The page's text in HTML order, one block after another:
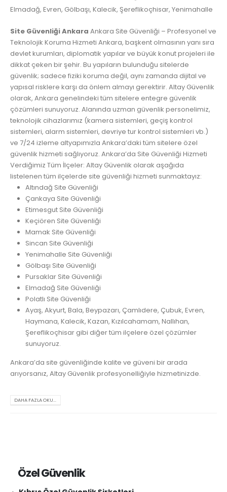
Elmadağ, Evren, Gölbaşı, Kalecik, Şereflikoçhisar, Yenimahalle
Site Güvenliği Ankara Ankara Site Güvenliği – Profesyonel ve
Teknolojik Koruma Hizmeti Ankara, başkent olmasının yanı sıra
devlet kurumları, diplomatik yapılar ve büyük konut projeleri ile
dikkat çeken bir şehir. Bu yapıların bulunduğu sitelerde
güvenlik; sadece fiziki koruma değil, aynı zamanda dijital ve
yapısal risklere karşı da önlem almayı gerektirir. Altay Güvenlik
olarak, Ankara genelindeki tüm sitelere entegre güvenlik
çözümleri sunuyoruz. Alanında uzman güvenlik personelimiz,
teknolojik cihazlarımız (kamera sistemleri, geçiş kontrol
sistemleri, alarm sistemleri, devriye tur kontrol sistemleri vb.)
ve 7/24 izleme altyapımızla Ankara’daki tüm sitelere özel
güvenlik hizmeti sağlıyoruz. Ankara’da Site Güvenliği Hizmeti
Verdiğimiz Tüm İlçeler: Altay Güvenlik olarak aşağıda
listelenen tüm ilçelerde site güvenliği hizmeti sunmaktayız:
Altındağ Site Güvenliği
Çankaya Site Güvenliği
Etimesgut Site Güvenliği
Keçiören Site Güvenliği
Mamak Site Güvenliği
Sincan Site Güvenliği
Yenimahalle Site Güvenliği
Gölbaşı Site Güvenliği
Pursaklar Site Güvenliği
Elmadağ Site Güvenliği
Polatlı Site Güvenliği
Ayaş, Akyurt, Bala, Beypazarı, Çamlıdere, Çubuk, Evren,
Haymana, Kalecik, Kazan, Kızılcahamam, Nallıhan,
Şereflikoçhisar gibi diğer tüm ilçelere özel çözümler
sunuyoruz.
Ankara’da site güvenliğinde kalite ve güveni bir arada
arıyorsanız, Altay Güvenlik profesyonelliğiyle hizmetinizde.
DAHA FAZLA OKU...
Özel Güvenlik